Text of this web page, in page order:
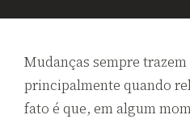
Mudanças sempre
principalmente quando
fato é que, em algum